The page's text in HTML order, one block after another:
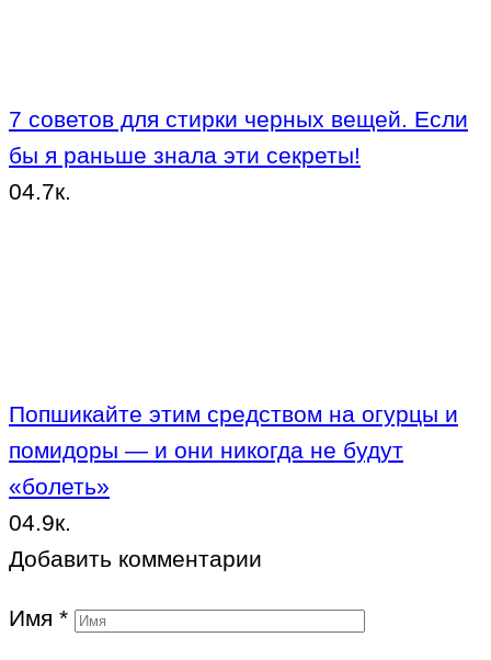
7 советов для стирки черных вещей. Если
бы я раньше знала эти секреты!
04.7к.
Попшикайте этим средством на огурцы и
помидоры — и они никогда не будут
«болеть»
04.9к.
Добавить комментарии
Имя *